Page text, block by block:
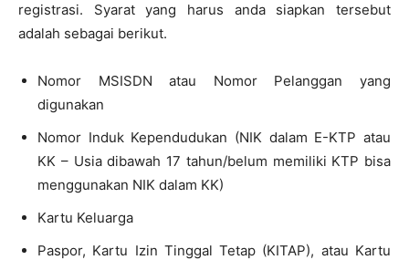
registrasi. Syarat yang harus anda siapkan tersebut
adalah sebagai berikut.
Nomor MSISDN atau Nomor Pelanggan yang
digunakan
Nomor Induk Kependudukan (NIK dalam E-KTP atau
KK – Usia dibawah 17 tahun/belum memiliki KTP bisa
menggunakan NIK dalam KK)
Kartu Keluarga
Paspor, Kartu Izin Tinggal Tetap (KITAP), atau Kartu